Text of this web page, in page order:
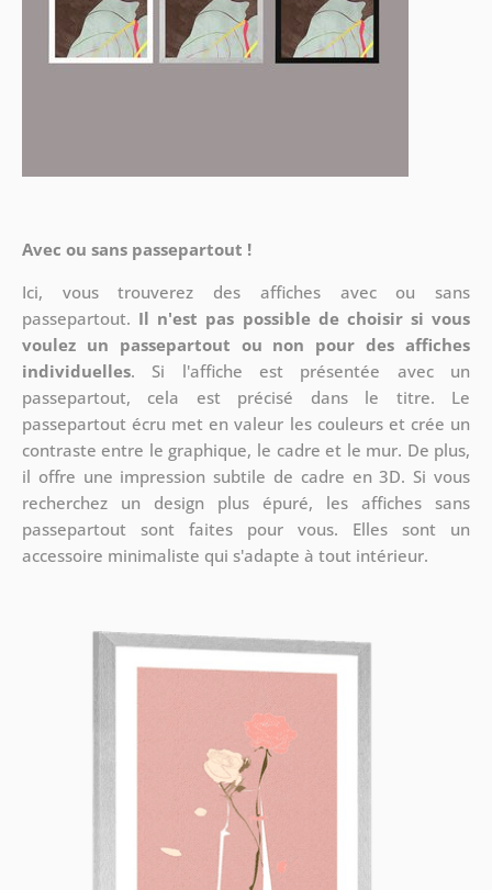
Avec ou sans passepartout !
Ici, vous trouverez des affiches avec ou sans
passepartout. Il n'est pas possible de choisir si vous
voulez un passepartout ou non pour des affiches
individuelles. Si l'affiche est présentée avec un
passepartout, cela est précisé dans le titre. Le
passepartout écru met en valeur les couleurs et crée un
contraste entre le graphique, le cadre et le mur. De plus,
il offre une impression subtile de cadre en 3D. Si vous
recherchez un design plus épuré, les affiches sans
passepartout sont faites pour vous. Elles sont un
accessoire minimaliste qui s'adapte à tout intérieur.